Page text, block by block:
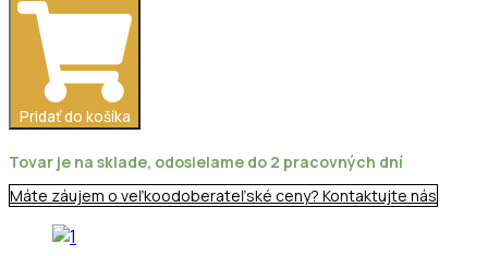
Spojka
CAT6
Pridať do košíka
Tovar je na sklade, odosielame do 2 pracovných dní
Máte záujem o veľkoodoberateľské ceny? Kontaktujte nás